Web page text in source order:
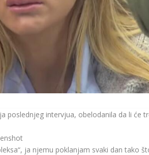
poslednjeg intervjua, obelodanila da li će
ja njemu poklanjam svaki dan tako